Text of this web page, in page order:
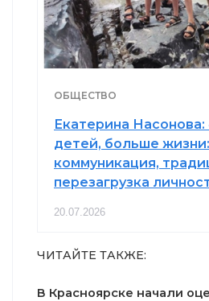
ОБЩЕСТВО
Екатерина
детей, больше жизни:
коммуникация,
перезагрузка
20.07.2026
ЧИТАЙТЕ ТАКЖЕ:
В Красноярске начали